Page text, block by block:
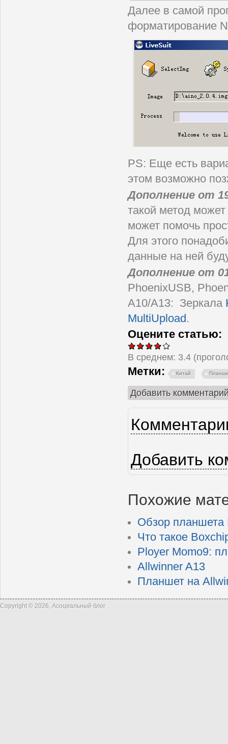
Далее в самой
форматирование
PS: Еще есть
этом возможно
Дополнение от
такой метод
может помочь
Для этого
данные на ней
Дополнение от
PhoenixUSB,
A10/A13: Зеркала
MultiUpload .
Оцените статью:
В среднем: 3.4
Метки: Китай
Добавить
Добавить
Похожие
Обзор планшета
Что такое
Ployer Momo9:
Allwinner A13
Планшет на
Copyright © 2026, Асоциальный блог